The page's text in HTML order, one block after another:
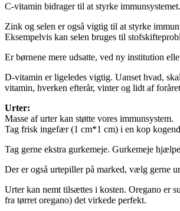
C-vitamin bidrager til at styrke
Zink og selen er også vigtig til at styrke
Eksempelvis kan selen bruges til
Er børnene mere udsatte, ved ny institution
D-vitamin er ligeledes vigtig. Uanset hvad,
vitamin, hverken efterår, vinter og lidt af
Urter:
Masse af urter kan støtte vores immunsystem.
Tag frisk ingefær (1 cm*1 cm) i en kop
Tag gerne ekstra gurkemeje. Gurkemeje
Der er også urtepiller på marked, vælg gerne
Urter kan nemt tilsættes i kosten. Oregano er
fra tørret oregano) det virkede perfekt.